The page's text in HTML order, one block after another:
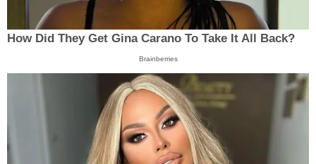
How Did They Get Gina Carano To Take It All Back?
Brainberries